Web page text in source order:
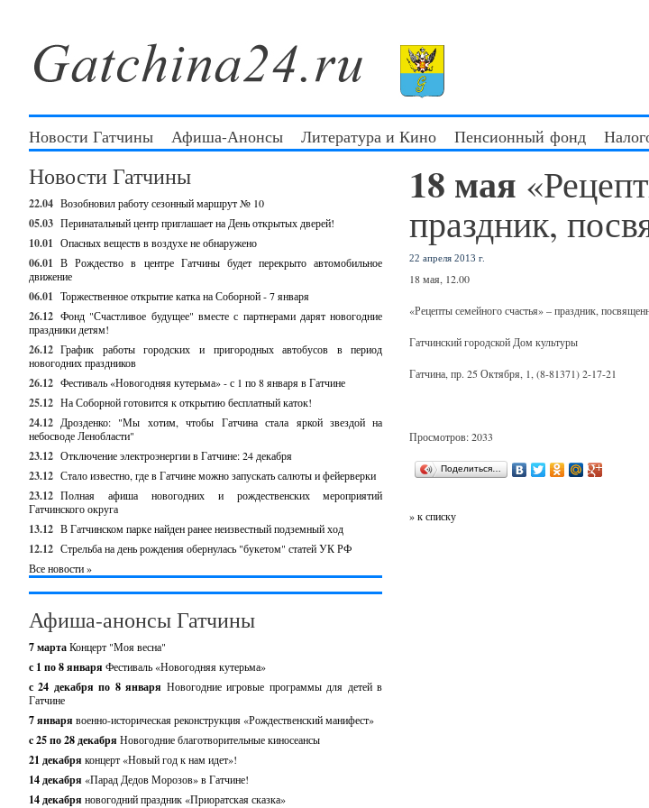
Новости Гатчины Афиша-Анонсы Литература и Кино Пенсионный фонд
Новости Гатчины
22.04 Возобновил работу сезонный маршрут № 10
05.03 Перинатальный центр приглашает на День открытых дверей!
10.01 Опасных веществ в воздухе не обнаружено
06.01 В Рождество в центре Гатчины будет перекрыто автомобильное
движение
06.01 Торжественное открытие катка на Соборной - 7 января
26.12 Фонд "Счастливое будущее" вместе с партнерами дарят новогодние
праздники детям!
26.12 График работы городских и пригородных автобусов в период
новогодних праздников
26.12 Фестиваль «Новогодняя кутерьма» - с 1 по 8 января в Гатчине
25.12 На Соборной готовится к открытию бесплатный каток!
24.12 Дрозденко: "Мы хотим, чтобы Гатчина стала яркой звездой на
небосводе Ленобласти"
23.12 Отключение электроэнергии в Гатчине: 24 декабря
23.12 Стало известно, где в Гатчине можно запускать салюты и фейерверки
23.12 Полная афиша новогодних и рождественских мероприятий
Гатчинского округа
13.12 В Гатчинском парке найден ранее неизвестный подземный ход
12.12 Стрельба на день рождения обернулась "букетом" статей УК РФ
Все новости »
Афиша-анонсы Гатчины
7 мартаКонцерт "Моя весна"
с 1 по 8 января Фестиваль «Новогодняя кутерьма»
с 24 декабря по 8 января Новогодние игровые программы для детей в
Гатчине
7 января военно-историческая реконструкция «Рождественский манифест»
c 25 по 28 декабря Новогодние благотворительные киносеансы
21 декабря концерт «Новый год к нам идет»!
14 декабря «Парад Дедов Морозов» в Гатчине!
14 декабря новогодний праздник «Приоратская сказка»
18 мая
праздник,
22 апреля 2013 г.
18 мая, 12.00
«Рецепты семейного счастья» – праздник,
Гатчинский городской Дом культуры
Гатчина, пр. 25 Октября, 1, (8-81371) 2-17-21
Просмотров: 2033
Поделиться…
» к списку